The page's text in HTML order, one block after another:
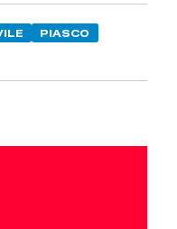
PIASCO